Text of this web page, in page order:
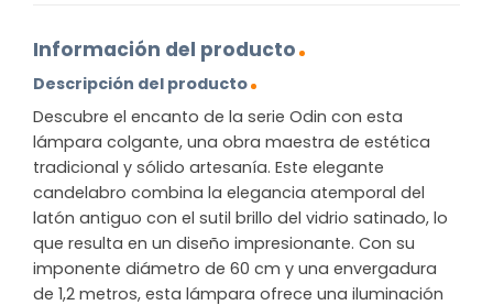
Información del producto
Descripción del producto
Descubre el encanto de la serie Odin con esta
lámpara colgante, una obra maestra de estética
tradicional y sólido artesanía. Este elegante
candelabro combina la elegancia atemporal del
latón antiguo con el sutil brillo del vidrio satinado, lo
que resulta en un diseño impresionante. Con su
imponente diámetro de 60 cm y una envergadura
de 1,2 metros, esta lámpara ofrece una iluminación